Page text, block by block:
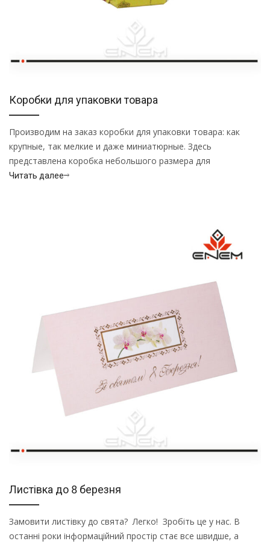
Коробки для упаковки товара
Производим на заказ коробки для упаковки товара: как
крупные, так мелкие и даже миниатюрные. Здесь
представлена коробка небольшого размера для
Читать далее
Листівка до 8 березня
Замовити листівку до свята? Легко! Зробіть це у нас. В
останні роки інформаційний простір стає все швидше, а